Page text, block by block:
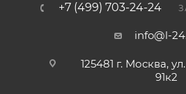
+7 (499) 703-24-24
info@l-
125481 г. Москва,
91к2